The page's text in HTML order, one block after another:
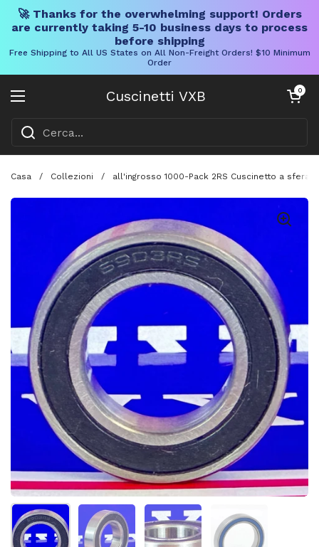
🚀 Thanks for the overwhelming support! Orders
are currently taking 5-10 business days to process
before shipping
Free Shipping to All US States on All Non-Freight Orders! $10 Minimum
Order
Cuscinetti VXB
Aprire il menu
Carrello
0
Casa / Collezioni / all'ingrosso 1000-Pack 2RS Cuscinetto a sfera
Mostra diapositiva 1Mostra diapositiva 2Mostra diapositiva 3
Mostra